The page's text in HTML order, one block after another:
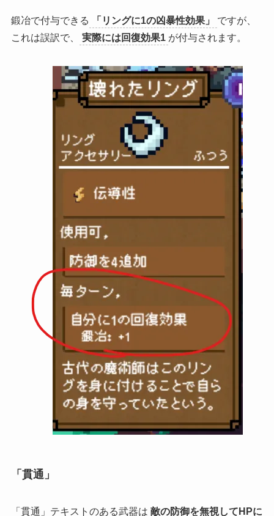
鍛冶で付与できる 「リングに1の凶暴性効果」
ですが、
これは誤訳で、
実際には回復効果1 が付与されます。
「貫通」
「貫通」テキストのある武器は 敵の防御を無視してHPに